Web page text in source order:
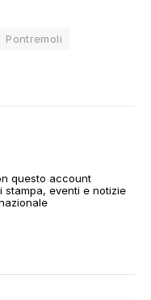
Pontremoli
questo account
stampa, eventi e notizie